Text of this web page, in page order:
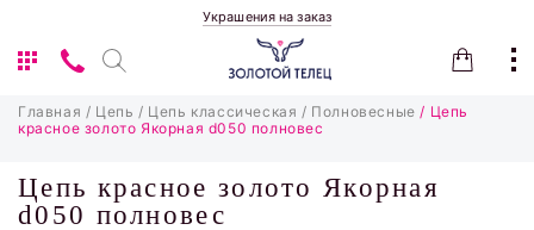
Украшения на заказ
Главная / Цепь / Цепь классическая / Полновесные / Цепь
красное золото Якорная d050 полновес
Цепь красное золото Якорная
d050 полновес